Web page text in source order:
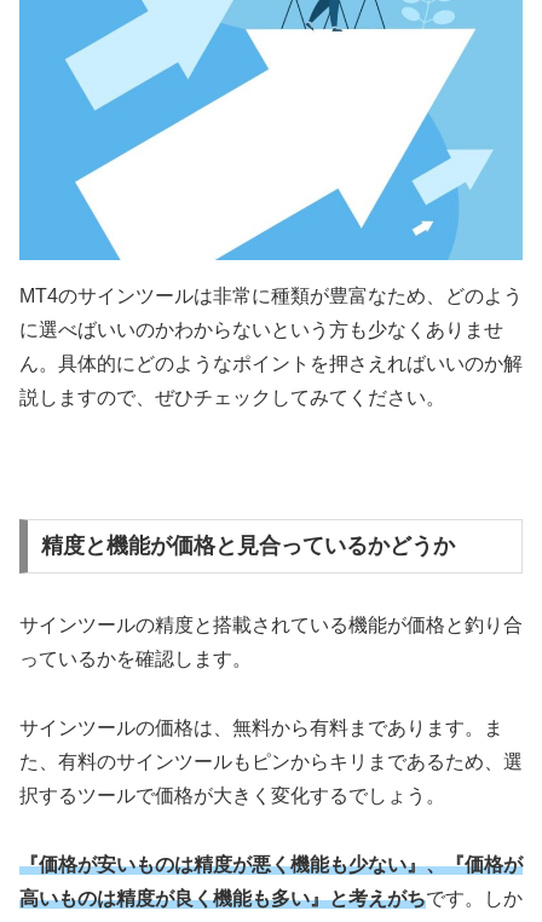
MT4のサインツールは非常に種類が豊富なため、どのよう
に選べばいいのかわからないという方も少なくありませ
ん。具体的にどのようなポイントを押さえればいいのか解
説しますので、ぜひチェックしてみてください。
精度と機能が価格と見合っているかどうか
サインツールの精度と搭載されている機能が価格と釣り合
っているかを確認します。
サインツールの価格は、無料から有料まであります。ま
た、有料のサインツールもピンからキリまであるため、選
択するツールで価格が大きく変化するでしょう。
『価格が安いものは精度が悪く機能も少ない』、『価格が
高いものは精度が良く機能も多い』と考えがちです。しか